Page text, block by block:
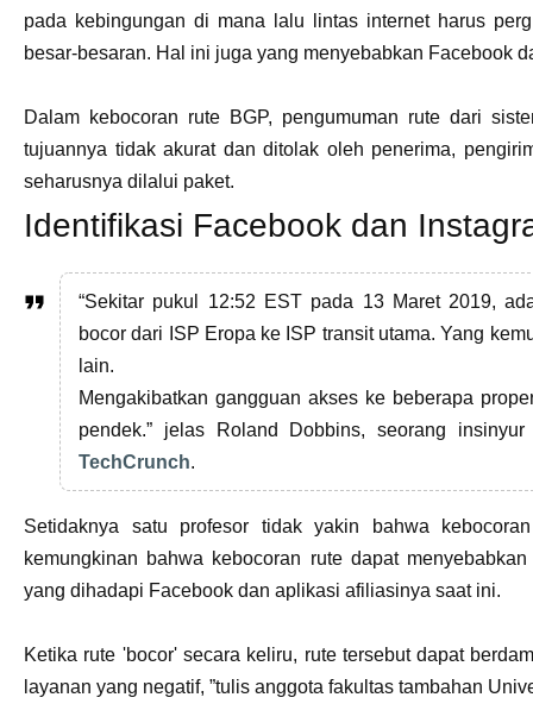
pada kebingungan di mana lalu lintas internet harus
besar-besaran. Hal ini juga yang menyebabkan Facebook
Dalam kebocoran rute BGP, pengumuman rute dari
tujuannya tidak akurat dan ditolak oleh penerima,
seharusnya dilalui paket.
Identifikasi Facebook dan
“Sekitar pukul 12:52 EST pada 13 Maret 2019,
bocor dari ISP Eropa ke ISP transit utama. Yang
lain.
Mengakibatkan gangguan akses ke beberapa
pendek.” jelas Roland Dobbins, seorang
TechCrunch.
Setidaknya satu profesor tidak yakin bahwa
kemungkinan bahwa kebocoran rute dapat
yang dihadapi Facebook dan aplikasi afiliasinya saat ini.
Ketika rute 'bocor' secara keliru, rute tersebut dapat
layanan yang negatif, ”tulis anggota fakultas tambahan